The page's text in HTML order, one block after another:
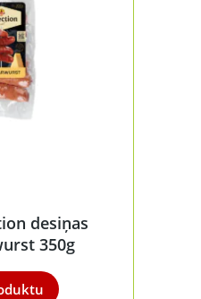
desiņas
350g